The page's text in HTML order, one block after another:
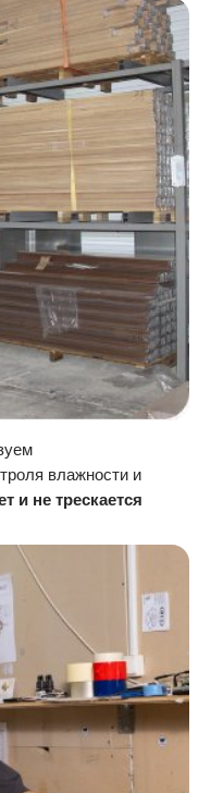
влажности и
и не трескается